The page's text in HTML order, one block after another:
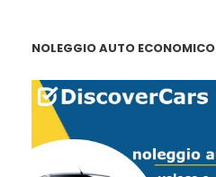
NOLEGGIO AUTO ECONOMICO